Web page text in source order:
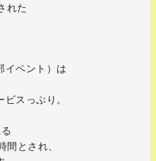
れた
イベント）は
スっぷり。
間とされ、